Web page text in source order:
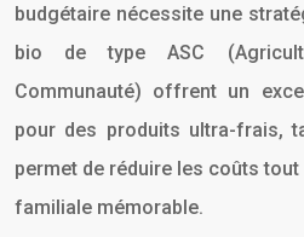
budgétaire nécessite une
bio de type ASC
Communauté) offrent un
pour des produits ultra-frais,
permet de réduire les coûts
familiale mémorable.